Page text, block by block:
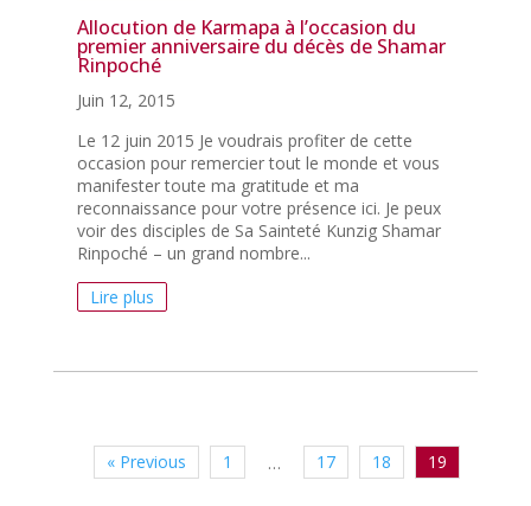
Allocution de Karmapa à l’occasion du
premier anniversaire du décès de Shamar
Rinpoché
Juin 12, 2015
Le 12 juin 2015 Je voudrais profiter de cette
occasion pour remercier tout le monde et vous
manifester toute ma gratitude et ma
reconnaissance pour votre présence ici. Je peux
voir des disciples de Sa Sainteté Kunzig Shamar
Rinpoché – un grand nombre...
Lire plus
« Previous 1 … 17 18 19